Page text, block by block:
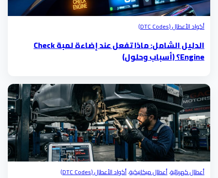
أكواد الأعطال (DTC Codes)
الدليل الشامل: ماذا تفعل عند إضاءة لمبة Check
Engine؟ (أسباب وحلول)
أعطال كهربائية،أعطال ميكانيكية،أكواد الأعطال (DTC Codes)